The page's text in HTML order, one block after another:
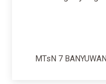
MTsN 7